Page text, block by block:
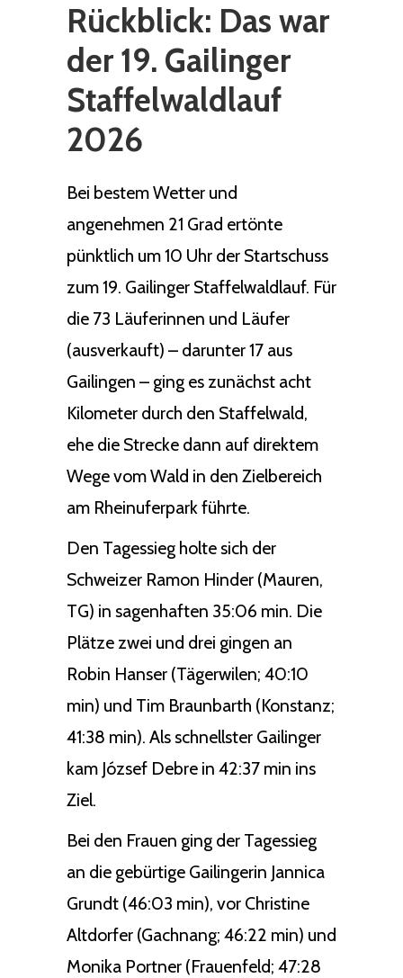
Rückblick: Das war
der 19. Gailinger
Staffelwaldlauf
2026
Bei bestem Wetter und
angenehmen 21 Grad ertönte
pünktlich um 10 Uhr der Startschuss
zum 19. Gailinger Staffelwaldlauf. Für
die 73 Läuferinnen und Läufer
(ausverkauft) – darunter 17 aus
Gailingen – ging es zunächst acht
Kilometer durch den Staffelwald,
ehe die Strecke dann auf direktem
Wege vom Wald in den Zielbereich
am Rheinuferpark führte.
Den Tagessieg holte sich der
Schweizer Ramon Hinder (Mauren,
TG) in sagenhaften 35:06 min. Die
Plätze zwei und drei gingen an
Robin Hanser (Tägerwilen; 40:10
min) und Tim Braunbarth (Konstanz;
41:38 min). Als schnellster Gailinger
kam József Debre in 42:37 min ins
Ziel.
Bei den Frauen ging der Tagessieg
an die gebürtige Gailingerin Jannica
Grundt (46:03 min), vor Christine
Altdorfer (Gachnang; 46:22 min) und
Monika Portner (Frauenfeld; 47:28